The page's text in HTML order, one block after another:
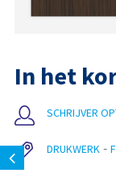
In het
SCHRIJVER
DRUKWERK